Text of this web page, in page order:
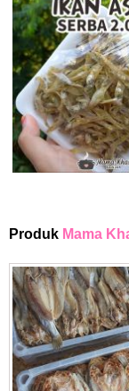
Produk Mama